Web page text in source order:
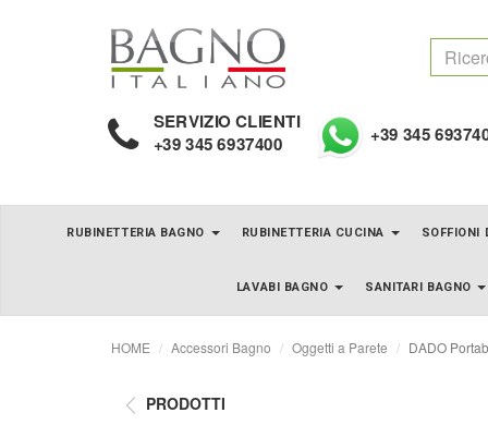
SERVIZIO CLIENTI
+39 345 6937400 +39 345
RUBINETTERIA BAGNO RUBINETTERIA CUCINA SOFFIONI
LAVABI BAGNO SANITARI BAGNO
HOME Accessori Bagno Oggetti a Parete DADO
PRODOTTI